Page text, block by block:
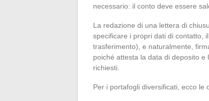
necessario: il conto deve essere
La redazione di una lettera di
specificare i propri dati di contatto,
trasferimento), e naturalmente,
poiché attesta la data di deposito
richiesti.
Per i portafogli diversificati, ecco le